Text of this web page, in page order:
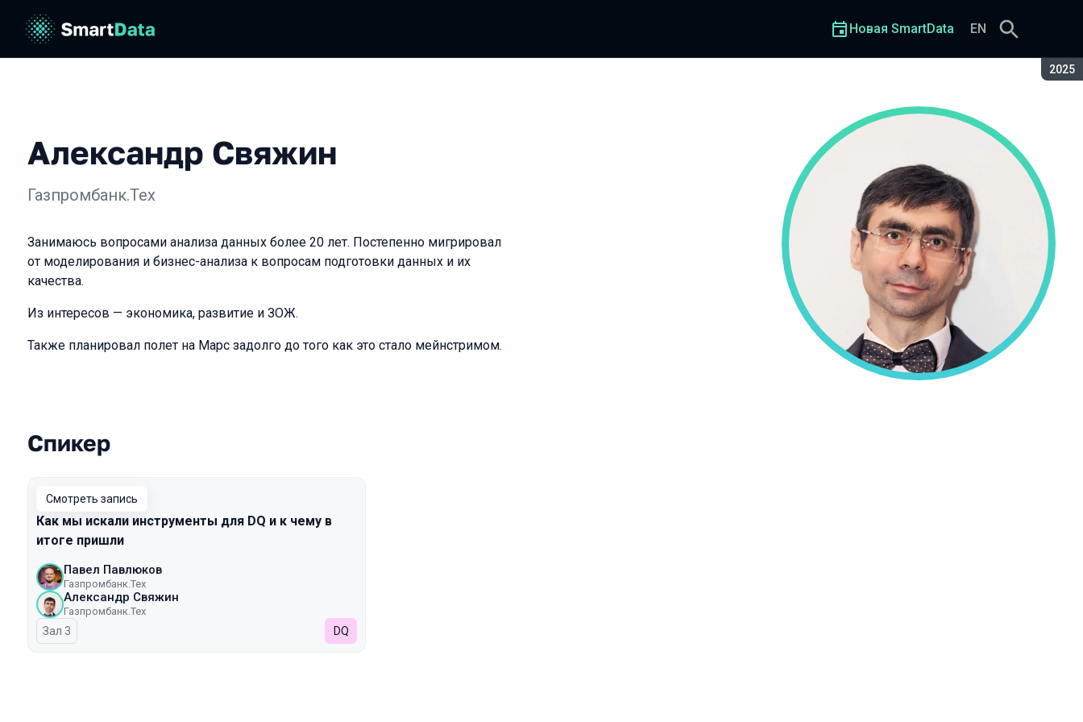
2025
Новая SmartData EN
Александр Свяжин
Газпромбанк.Тех
Занимаюсь вопросами анализа данных более 20 лет. Постепенно мигрировал
от моделирования и бизнес-анализа к вопросам подготовки данных и их
качества.
Из интересов — экономика, развитие и ЗОЖ.
Также планировал полет на Марс задолго до того как это стало мейнстримом.
Выступления в сезоне 2025
Спикер
Смотреть запись
Как мы искали инструменты для DQ и к чему в
итоге пришли
Павел Павлюков
Газпромбанк.Тех
Александр Свяжин
Газпромбанк.Тех
Зал 3 DQ